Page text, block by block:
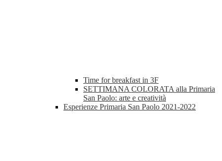
Time for breakfast in 3F
SETTIMANA COLORATA alla Primaria
San Paolo: arte e creatività
Esperienze Primaria San Paolo 2021-2022